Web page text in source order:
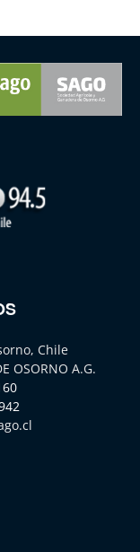
Chile
OSORNO A.G.